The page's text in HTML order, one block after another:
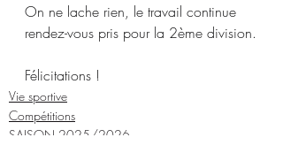
On ne lache rien, le travail continue
rendez-vous pris pour la 2ème division.
Félicitations !
Vie sportive
Compétitions
SAISON 2025/2026